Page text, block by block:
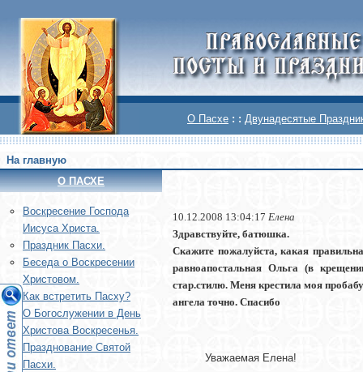
О Пасхе : : Двунадесятые
На главную
О ПАСХЕ
Воскреcение Господа
Иисуса Христа.
Праздник Пасхи.
Беседа о Воскресении
Христовом.
Как встретить Пасху?
О Богослужении в День
Христова Воскресенья.
Празднование Святой
Пасхи.
10.12.2008 13:04:17 Елена
Здравствуйте, батюшка.
Скажите пожалуйста, какая
равноапостальная Ольга (в
стар.стилю. Меня крестила моя
ангела точно. Спасибо
Уважаемая Елена!